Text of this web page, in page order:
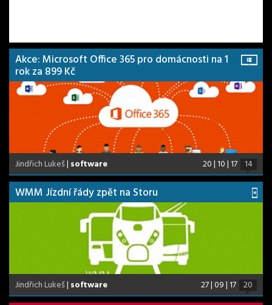
Akce: Microsoft Office 365 pro domácnosti na 1
rok za 899 Kč
Jindřich Lukeš| software 20 | 10 | 17 14
WMM Jízdní řády zpět na Storu
Jindřich Lukeš| software 27 | 09 | 17 20